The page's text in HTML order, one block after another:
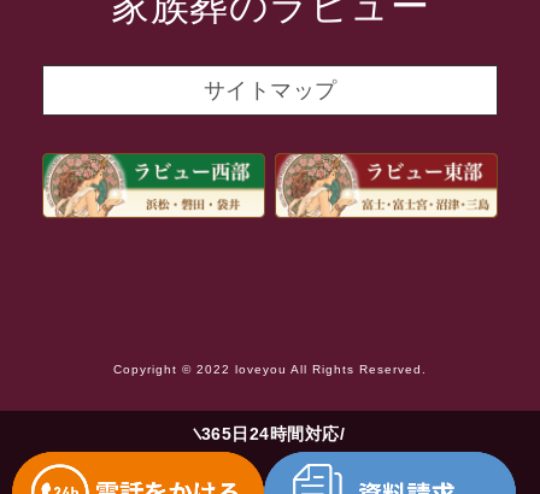
2021年9月
2021年8月
2021年7月
2021年6月
2021年1月
2020年12月
サイトマップ
Copyright © 2022 loveyou All Rights Reserved.
365日24時間対応